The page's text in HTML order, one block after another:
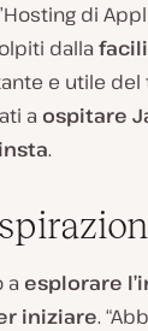
di
dalla
e utile del
a ospitare
.
a esplorare
iniziare.